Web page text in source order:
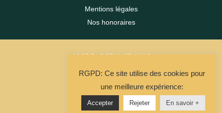
Mentions légales
Nos honoraires
2023 DLC FRANCE IMMO
La Solution Immo
RGPD: Ce site utilise des cookies pour
une meilleure expérience:
Accepter Rejeter En savoir +